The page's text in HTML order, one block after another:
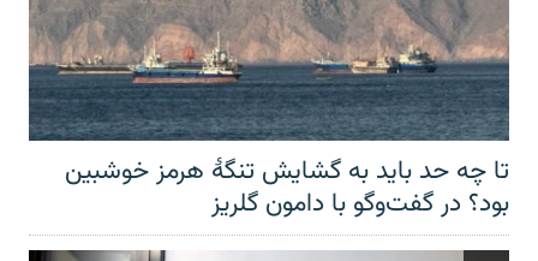
تا چه حد باید به گشایش تنگهٔ هرمز خوشبین
بود؟ در گفت‌وگو با دامون گلریز